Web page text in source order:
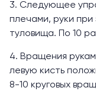
3. Следующее
плечами, руки
туловища. По 10
4. Вращения
левую кисть
8-10 круговых